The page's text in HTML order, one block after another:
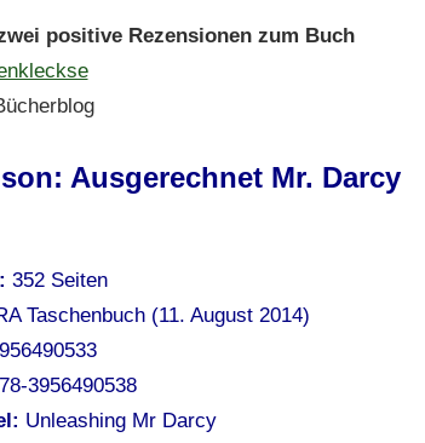
positive Rezensionen zum Buch
Ausgerechnet Mr. Darcy
352 Seiten
Taschenbuch (11. August 2014)
3956490538
Unleashing Mr Darcy